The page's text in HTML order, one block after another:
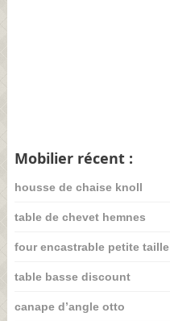
Mobilier récent :
housse de chaise knoll
table de chevet hemnes
four encastrable petite taille
table basse discount
canape d’angle otto